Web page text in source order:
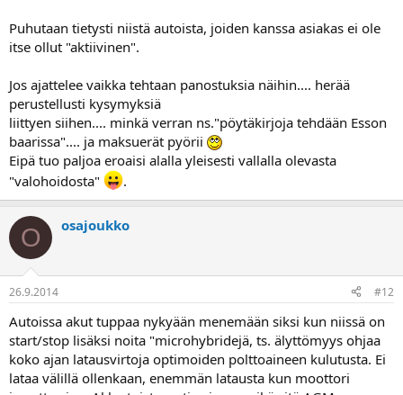
Puhutaan tietysti niistä autoista, joiden kanssa asiakas ei ole
itse ollut "aktiivinen".
Jos ajattelee vaikka tehtaan panostuksia näihin.... herää
perustellusti kysymyksiä
liittyen siihen.... minkä verran ns."pöytäkirjoja tehdään Esson
baarissa".... ja maksuerät pyörii
Eipä tuo paljoa eroaisi alalla yleisesti vallalla olevasta
"valohoidosta"
.
O osajoukko
26.9.2014 #12
Autoissa akut tuppaa nykyään menemään siksi kun niissä on
start/stop lisäksi noita "microhybridejä, ts. älyttömyys ohjaa
koko ajan latausvirtoja optimoiden polttoaineen kulutusta. Ei
lataa välillä ollenkaan, enemmän latausta kun moottori